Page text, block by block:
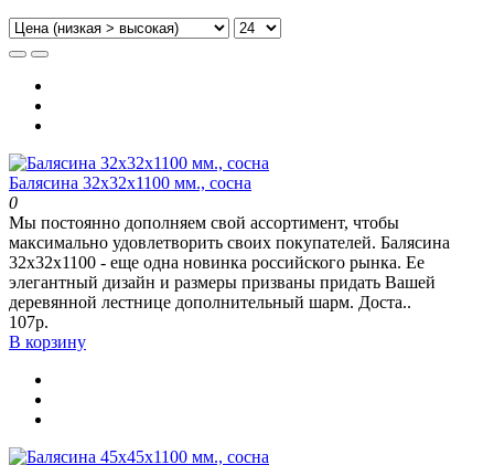
Балясина 32х32х1100 мм., сосна
0
Мы постоянно дополняем свой ассортимент, чтобы
максимально удовлетворить своих покупателей. Балясина
32х32х1100 - еще одна новинка российского рынка. Ее
элегантный дизайн и размеры призваны придать Вашей
деревянной лестнице дополнительный шарм. Доста..
107р.
В корзину